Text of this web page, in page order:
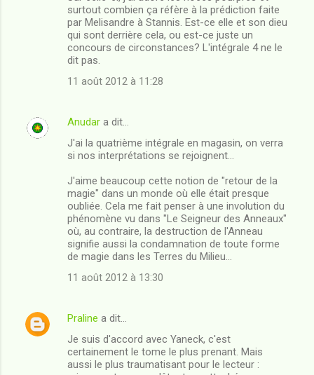
surtout combien ça réfère à la prédiction faite
par Melisandre à Stannis. Est-ce elle et son dieu
qui sont derrière cela, ou est-ce juste un
concours de circonstances? L'intégrale 4 ne le
dit pas.
11 août 2012 à 11:28
Anudar a dit…
J'ai la quatrième intégrale en magasin, on verra
si nos interprétations se rejoignent...
J'aime beaucoup cette notion de "retour de la
magie" dans un monde où elle était presque
oubliée. Cela me fait penser à une involution du
phénomène vu dans "Le Seigneur des Anneaux"
où, au contraire, la destruction de l'Anneau
signifie aussi la condamnation de toute forme
de magie dans les Terres du Milieu...
11 août 2012 à 13:30
Praline a dit…
Je suis d'accord avec Yaneck, c'est
certainement le tome le plus prenant. Mais
aussi le plus traumatisant pour le lecteur :